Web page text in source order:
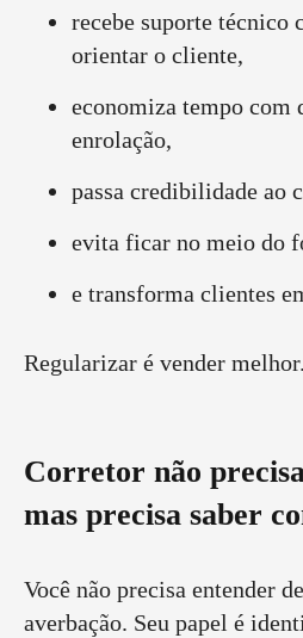
recebe suporte técnico
orientar o cliente,
economiza tempo com
enrolação,
passa credibilidade ao
evita ficar no meio do
e transforma clientes
Regularizar é vender
Corretor não
mas precisa saber
Você não precisa entender
averbação. Seu papel é